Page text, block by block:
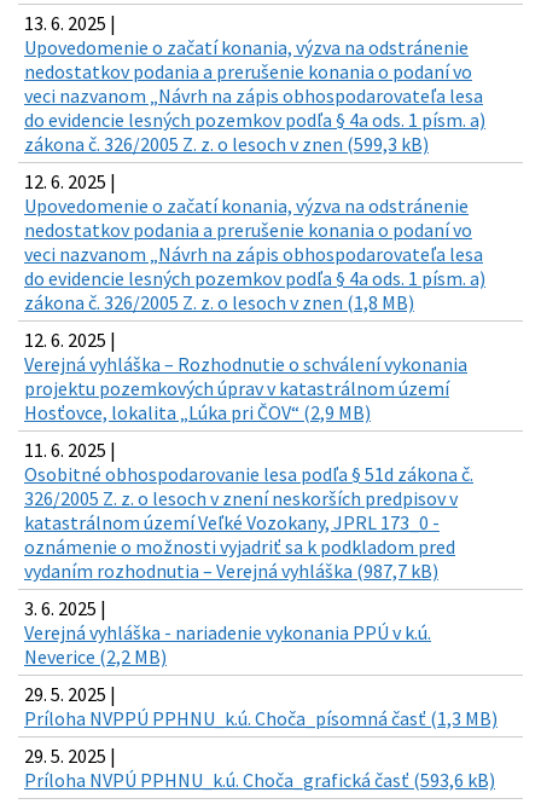
13. 6. 2025 |
Upovedomenie o začatí konania, výzva na odstránenie
nedostatkov podania a prerušenie konania o podaní vo
veci nazvanom „Návrh na zápis obhospodarovateľa lesa
do evidencie lesných pozemkov podľa § 4a ods. 1 písm. a)
zákona č. 326/2005 Z. z. o lesoch v znen (599,3 kB)
12. 6. 2025 |
Upovedomenie o začatí konania, výzva na odstránenie
nedostatkov podania a prerušenie konania o podaní vo
veci nazvanom „Návrh na zápis obhospodarovateľa lesa
do evidencie lesných pozemkov podľa § 4a ods. 1 písm. a)
zákona č. 326/2005 Z. z. o lesoch v znen (1,8 MB)
12. 6. 2025 |
Verejná vyhláška – Rozhodnutie o schválení vykonania
projektu pozemkových úprav v katastrálnom území
Hosťovce, lokalita „Lúka pri ČOV“ (2,9 MB)
11. 6. 2025 |
Osobitné obhospodarovanie lesa podľa § 51d zákona č.
326/2005 Z. z. o lesoch v znení neskorších predpisov v
katastrálnom území Veľké Vozokany, JPRL 173_0 -
oznámenie o možnosti vyjadriť sa k podkladom pred
vydaním rozhodnutia – Verejná vyhláška (987,7 kB)
3. 6. 2025 |
Verejná vyhláška - nariadenie vykonania PPÚ v k.ú.
Neverice (2,2 MB)
29. 5. 2025 |
Príloha NVPPÚ PPHNU_k.ú. Choča_písomná časť (1,3 MB)
29. 5. 2025 |
Príloha NVPÚ PPHNU_k.ú. Choča_grafická časť (593,6 kB)